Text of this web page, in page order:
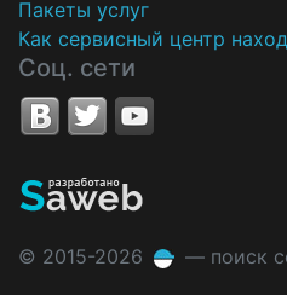
Пакеты услуг
Как сервисный центр
Соц. сети
© 2015-2026 — поиск